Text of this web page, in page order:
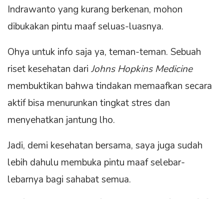
Indrawanto yang kurang berkenan, mohon
dibukakan pintu maaf seluas-luasnya.
Ohya untuk info saja ya, teman-teman. Sebuah
riset kesehatan dari Johns Hopkins Medicine
membuktikan bahwa tindakan memaafkan secara
aktif bisa menurunkan tingkat stres dan
menyehatkan jantung lho.
Jadi, demi kesehatan bersama, saya juga sudah
lebih dahulu membuka pintu maaf selebar-
lebarnya bagi sahabat semua.